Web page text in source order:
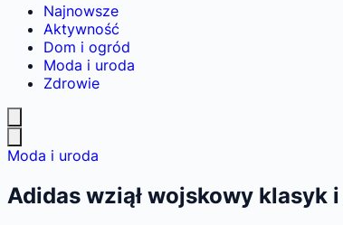
Najnowsze
Aktywność
Dom i ogród
Moda i uroda
Zdrowie
Moda i uroda
Adidas wziął wojskowy klasyk